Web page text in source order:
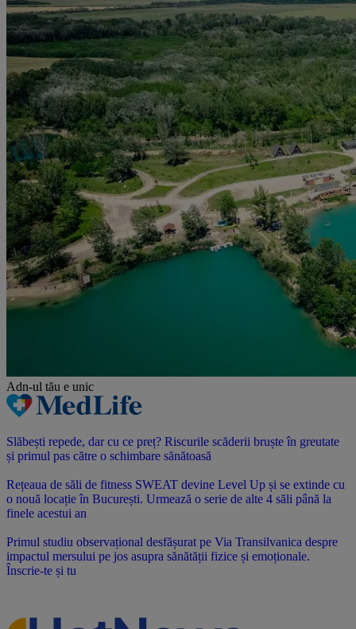
Adn-ul tău e unic
Slăbești repede, dar cu ce preț? Riscurile scăderii bruște în greutate
și primul pas către o schimbare sănătoasă
Rețeaua de săli de fitness SWEAT devine Level Up și se extinde cu
o nouă locație în București. Urmează o serie de alte 4 săli până la
finele acestui an
Primul studiu observațional desfășurat pe Via Transilvanica despre
impactul mersului pe jos asupra sănătății fizice și emoționale.
Înscrie-te și tu